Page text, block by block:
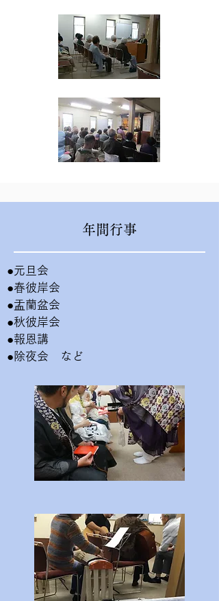
年間行事
●元旦会
●春彼岸会
●盂蘭盆会
●秋彼岸会
●報恩講
●除夜会 など